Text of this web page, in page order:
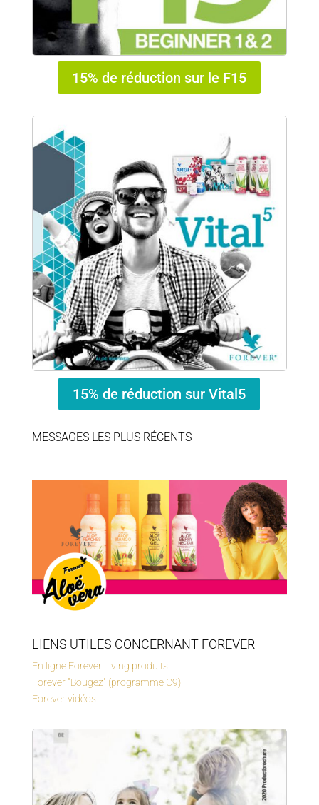
15% de réduction sur le F15
15% de réduction sur Vital5
MESSAGES LES PLUS RÉCENTS
LIENS UTILES CONCERNANT FOREVER
En ligne Forever Living produits
Forever "Bougez" (programme C9)
Forever vidéos